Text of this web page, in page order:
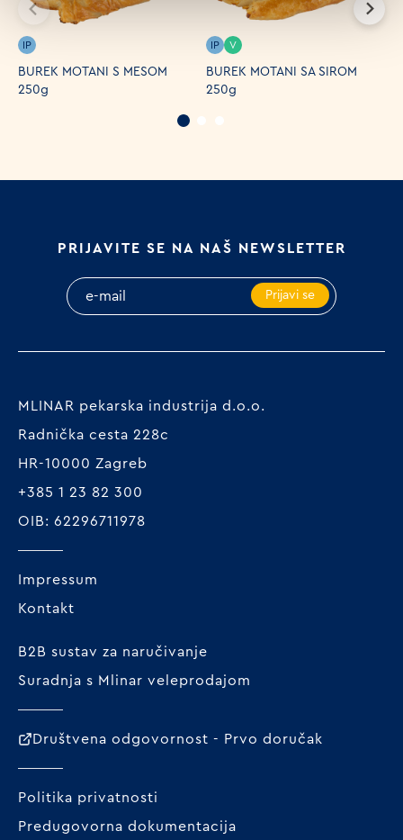
BUREK MOTANI S MESOM
250g
IP
BUREK MOTANI SA SIROM
250g
IP V
PRIJAVITE SE NA NAŠ NEWSLETTER
Prijavi se
MLINAR pekarska industrija d.o.o.
Radnička cesta 228c
HR-10000 Zagreb
+385 1 23 82 300
OIB: 62296711978
Impressum
Kontakt
B2B sustav za naručivanje
Suradnja s Mlinar veleprodajom
Društvena odgovornost - Prvo doručak
Politika privatnosti
Predugovorna dokumentacija